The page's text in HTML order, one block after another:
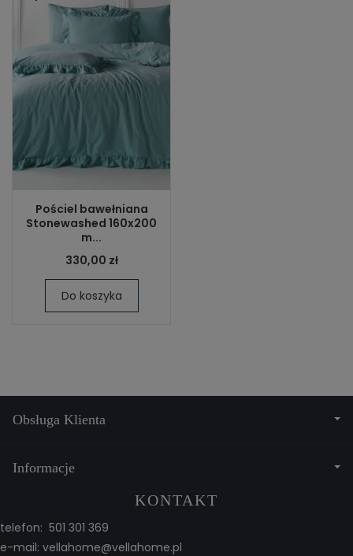
Pościel bawełniana
Stonewashed 160x200
m...
330,00 zł
Do koszyka
Obsługa Klienta
Informacje
KONTAKT
telefon: 501 301 369
e-mail: vellahome@vellahome.pl